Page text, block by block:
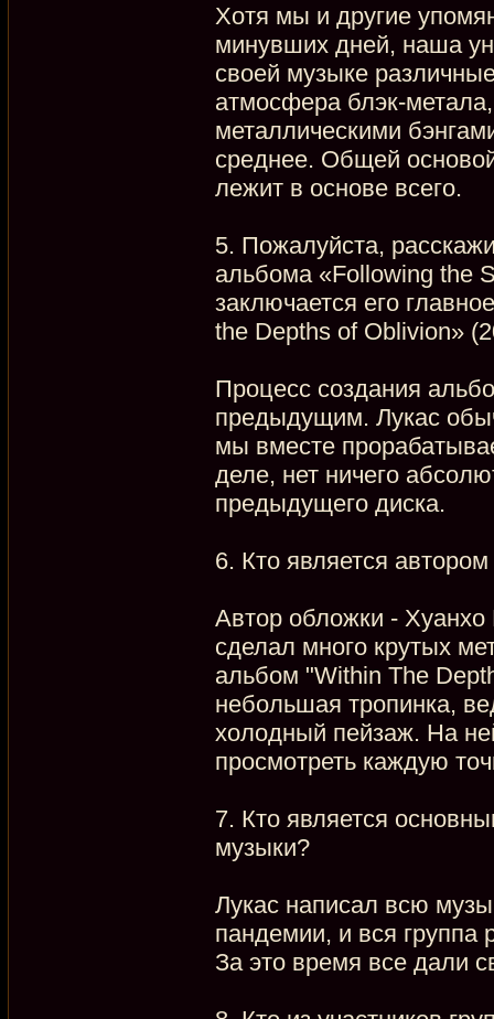
Хотя мы и другие
минувших дней, наша
своей музыке
атмосфера блэк-
металлическими
среднее. Общей
лежит в основе всего.
5. Пожалуйста,
альбома «Following the
заключается его
the Depths of Oblivion»
Процесс создания
предыдущим. Лукас
мы вместе
деле, нет ничего
предыдущего диска.
6. Кто является
Автор обложки - Хуанхо
сделал много крутых
альбом "Within The
небольшая тропинка,
холодный пейзаж. На
просмотреть каждую
7. Кто является
музыки?
Лукас написал всю
пандемии, и вся группа
За это время все дали